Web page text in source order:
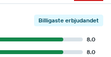
Billigaste erbjudandet
8.0
8.0